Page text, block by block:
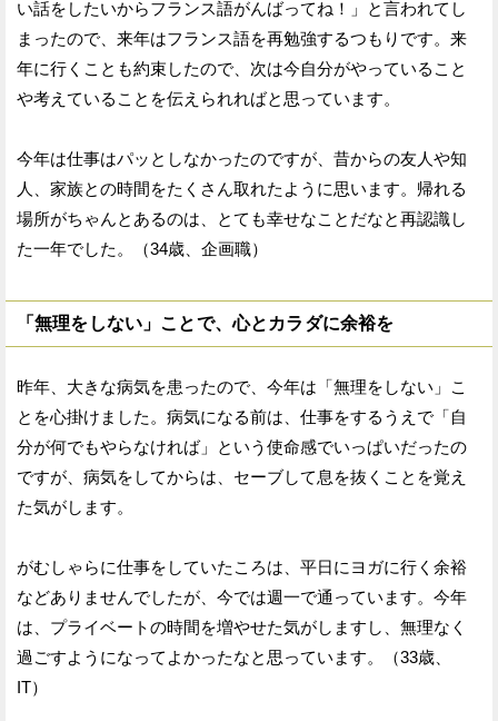
い話をしたいからフランス語がんばってね！」と言われてし
まったので、来年はフランス語を再勉強するつもりです。来
年に行くことも約束したので、次は今自分がやっていること
や考えていることを伝えられればと思っています。
今年は仕事はパッとしなかったのですが、昔からの友人や知
人、家族との時間をたくさん取れたように思います。帰れる
場所がちゃんとあるのは、とても幸せなことだなと再認識し
た一年でした。（34歳、企画職）
「無理をしない」ことで、心とカラダに余裕を
昨年、大きな病気を患ったので、今年は「無理をしない」こ
とを心掛けました。病気になる前は、仕事をするうえで「自
分が何でもやらなければ」という使命感でいっぱいだったの
ですが、病気をしてからは、セーブして息を抜くことを覚え
た気がします。
がむしゃらに仕事をしていたころは、平日にヨガに行く余裕
などありませんでしたが、今では週一で通っています。今年
は、プライベートの時間を増やせた気がしますし、無理なく
過ごすようになってよかったなと思っています。（33歳、
IT）